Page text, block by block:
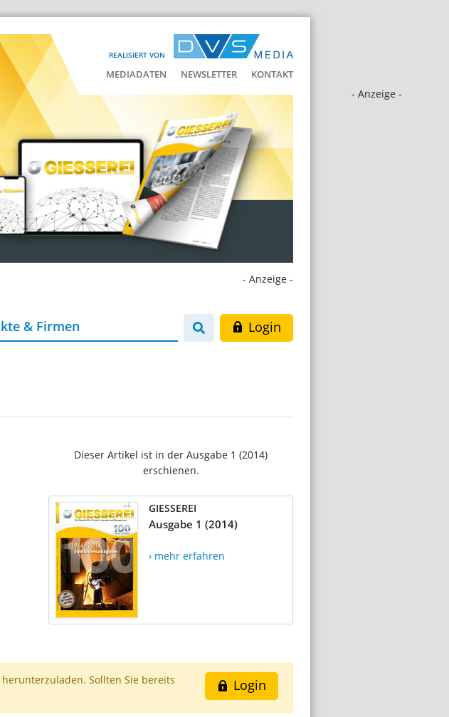
REALISIERT VON
MEDIADATEN NEWSLETTER KONTAKT
- Anzeige -
- Anzeige -
& Firmen Login
Dieser Artikel ist in der Ausgabe 1 (2014)
erschienen.
GIESSEREI
Ausgabe 1 (2014)
› mehr erfahren
Login
Sollten Sie bereits